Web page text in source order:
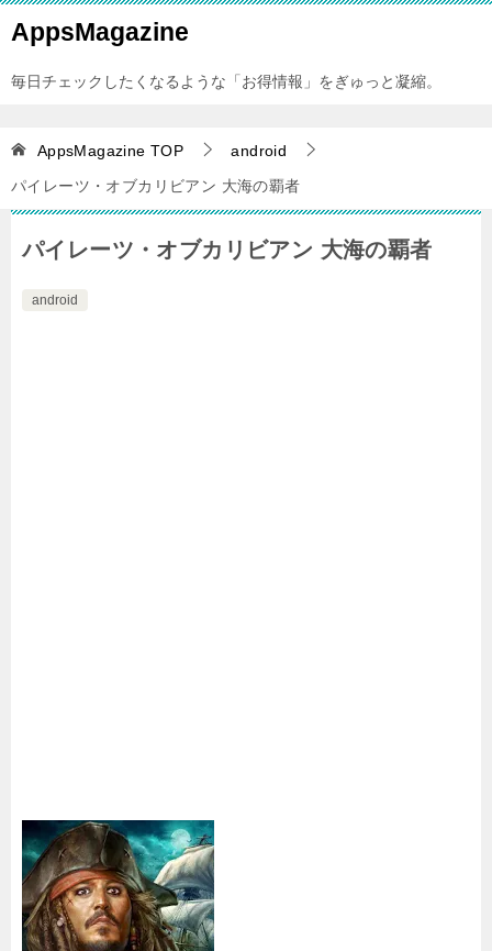
AppsMagazine
毎日チェックしたくなるような「お得情報」をぎゅっと凝縮。
AppsMagazine TOP
android
パイレーツ・オブカリビアン 大海の覇者
パイレーツ・オブカリビアン 大海の覇者
android